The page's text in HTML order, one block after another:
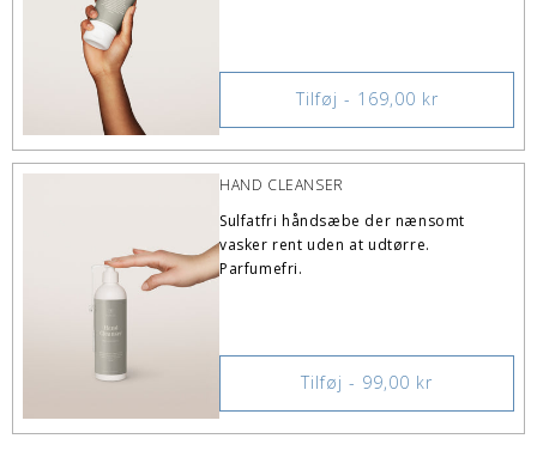
Tilføj - 169,00 kr
HAND CLEANSER
Sulfatfri håndsæbe der nænsomt
vasker rent uden at udtørre.
Parfumefri.
Tilføj - 99,00 kr